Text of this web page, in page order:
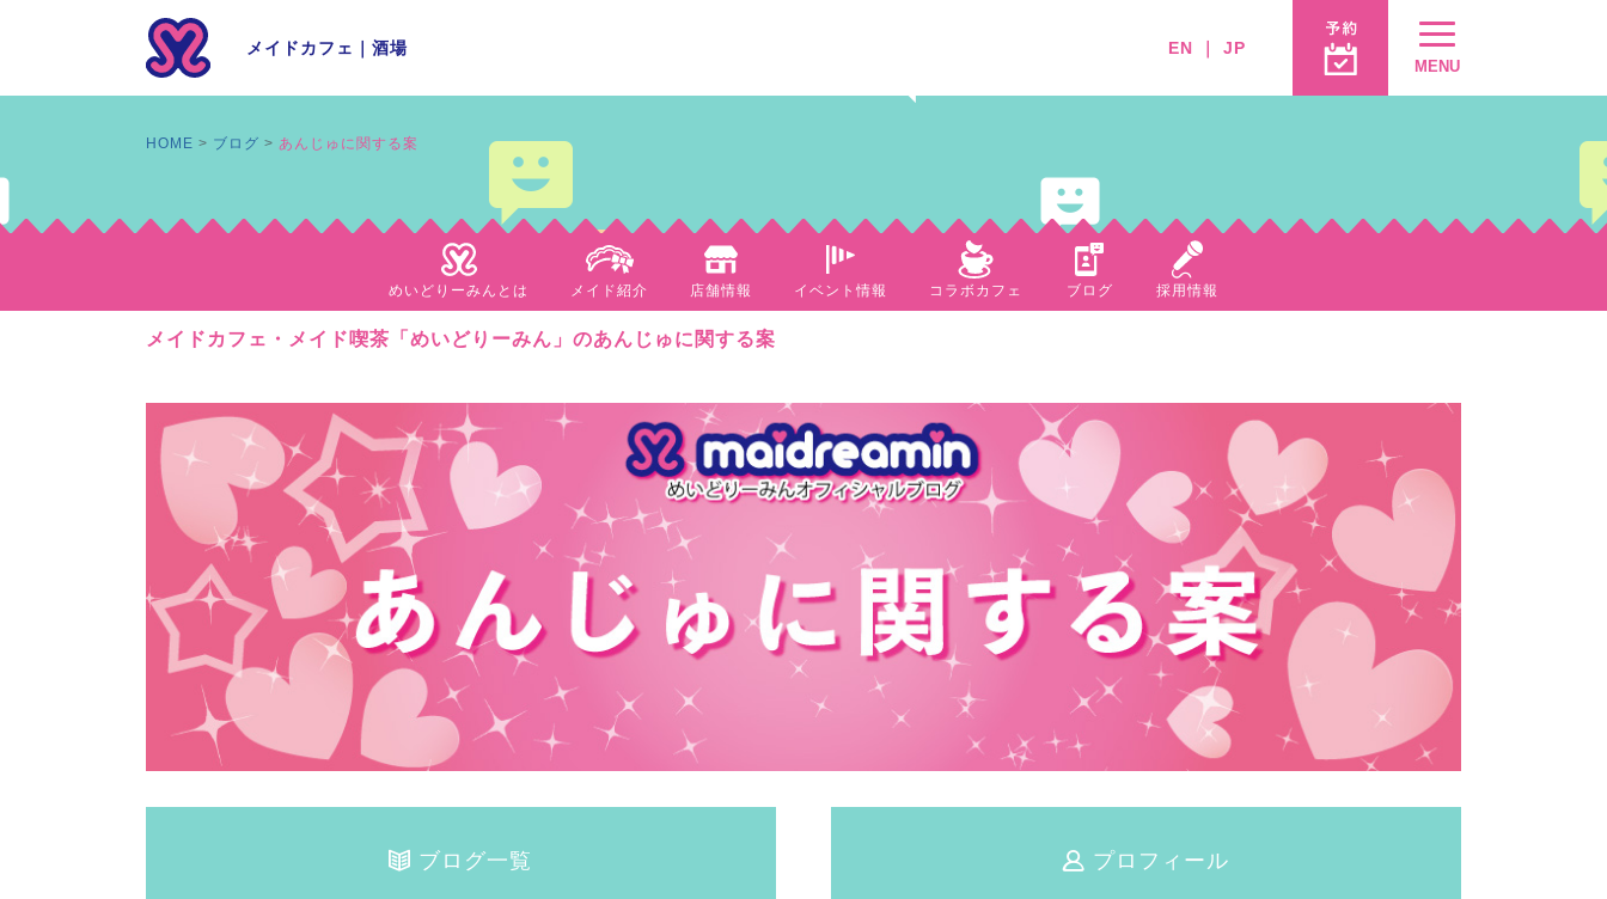
メイドカフェ ｜ 酒場 EN ｜ JP
MENU
めいどりーみんとは メイド紹介 店舗情報 イベント情報 コラボカフェ ブログ 採用情報
メイドカフェ・メイド喫茶「めいどりーみん」のあんじゅに関する案
HOME ブログ あんじゅに関する案
ブログ一覧 プロフィール